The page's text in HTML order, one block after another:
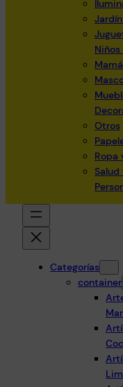
Otros
Ropa
Categorías
container